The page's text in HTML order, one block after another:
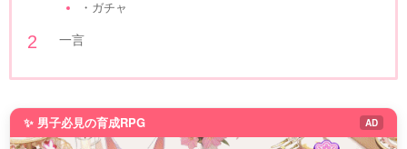
・ガチャ
一言
✨ 男子必見の育成RPG AD